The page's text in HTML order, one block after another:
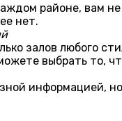
районе, вам
нет.
залов любого
выбрать то,
информацией,